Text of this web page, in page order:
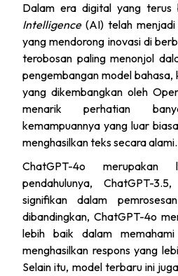
Dalam era digital yang terus
Intelligence(AI) telah menjadi
yang mendorong inovasi di
terobosan paling menonjol
pengembangan model bahasa,
yang dikembangkan oleh
menarik perhatian
kemampuannya yang luar
menghasilkan teks secara alami.
ChatGPT-4o
pendahulunya, ChatGPT-
signifikan dalam
dibandingkan, ChatGPT-4o
lebih baik dalam
menghasilkan respons yang
Selain itu, model terbaru ini